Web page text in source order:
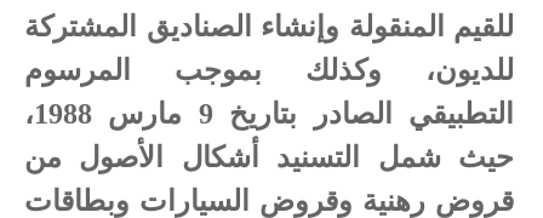
للقيم المنقولة وإنشاء الصناديق المشتركة
للديون، وكذلك بموجب المرسوم
التطبيقي الصادر بتاريخ 9 مارس 1988،
حيث شمل التسنيد أشكال الأصول من
قروض رهنية وقروض السيارات وبطاقات